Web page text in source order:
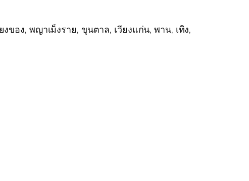
ของ, พญาเม็งราย, ขุนตาล, เวียงแก่น, พาน, เทิง,